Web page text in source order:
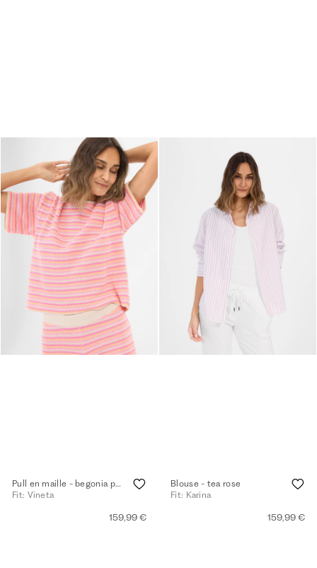
Pull en maille - begonia pink
Fit: Vineta
159,99 €
Blouse - tea rose
Fit: Karina
159,99 €